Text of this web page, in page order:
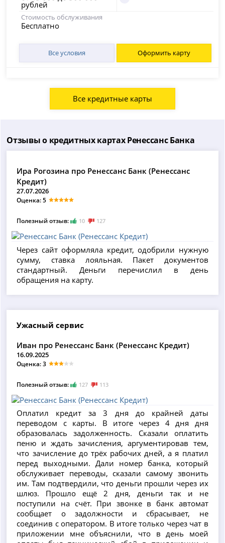
рублей
Стоимость обслуживания
Бесплатно
Все условия Оформить карту
Все кредитные карты
Отзывы о кредитных картах Ренессанс Банка
Ира Рогозина про Ренессанс Банк (Ренессанс
Кредит)
27.07.2026
Оценка: 5
Полезный отзыв: 10 127
Через сайт оформляла кредит, одобрили нужную
сумму, ставка лояльная. Пакет документов
стандартный. Деньги перечислил в день
обращения на карту.
Ужасный сервис
Иван про Ренессанс Банк (Ренессанс Кредит)
16.09.2025
Оценка: 3
Полезный отзыв: 127 113
Оплатил кредит за 3 дня до крайней даты
переводом с карты. В итоге через 4 дня дня
образовалась задолженность. Сказали оплатить
пеню и ждать зачисления, аргументировав тем,
что зачисление до трёх рабочих дней, а я платил
перед выходными. Дали номер банка, который
обслуживает переводы, сказали самому звонить
им. Там подтвердили, что деньги прошли через их
шлюз. Прошло ещё 2 дня, деньги так и не
поступили на счёт. При звонке в банк автомат
сообщает о задолжности и сбрасывает, не
соединив с оператором. В итоге только через чат в
приложении мне объяснили, что в день моей